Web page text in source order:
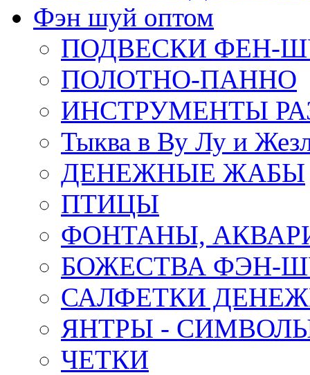
Фэн шуй оптом
ПОДВЕСКИ ФЕН-
ПОЛОТНО-ПАННО
ИНСТРУМЕНТЫ
Тыква в Ву Лу и
ДЕНЕЖНЫЕ ЖАБЫ
ПТИЦЫ
ФОНТАНЫ,
БОЖЕСТВА ФЭН-
САЛФЕТКИ
ЯНТРЫ -
ЧЕТКИ